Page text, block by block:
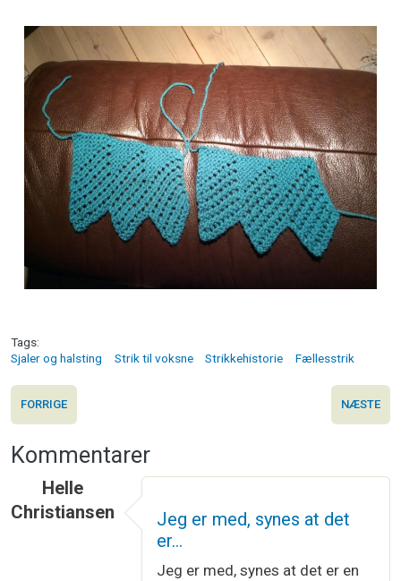
Tags
Sjaler og halsting
Strik til voksne Strikkehistorie Fællesstrik
FORRIGE NÆSTE
Kommentarer
Helle
Christiansen
Jeg er med, synes at det
er…
Jeg er med, synes at det er en